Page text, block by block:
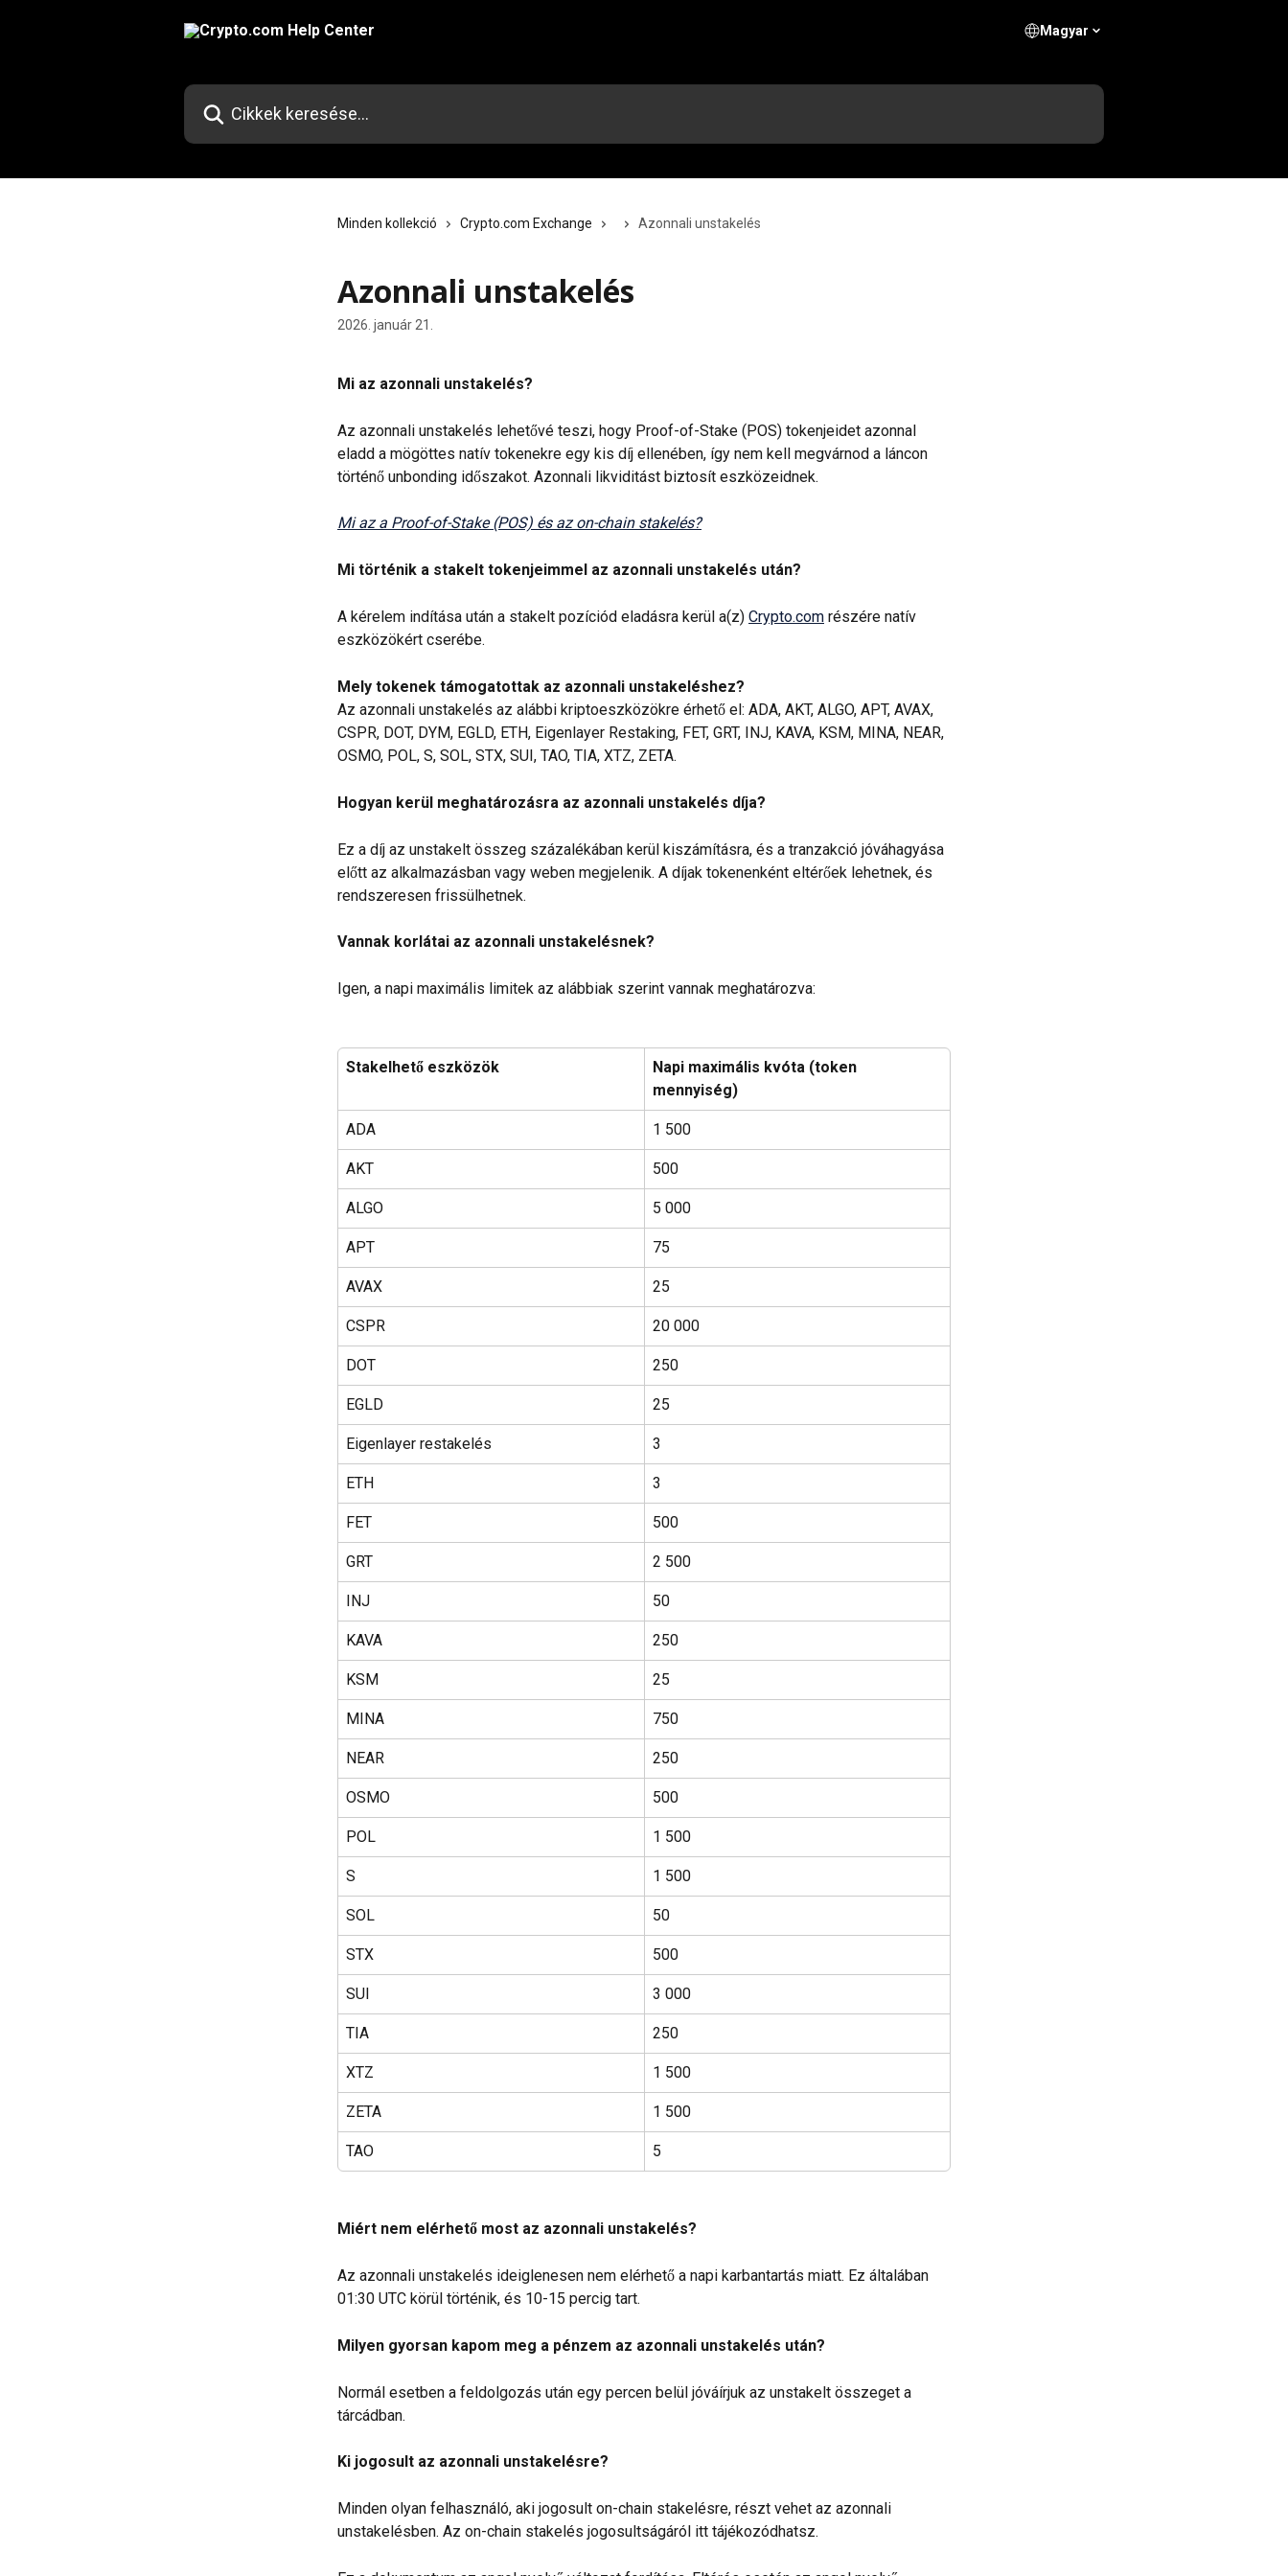
Magyar
Cikkek keresése…
Minden kollekció Crypto.com Exchange Azonnali unstakelés
Azonnali unstakelés
2026. január 21.
Mi az azonnali unstakelés?
Az azonnali unstakelés lehetővé teszi, hogy Proof-of-Stake (POS) tokenjeidet azonnal
eladd a mögöttes natív tokenekre egy kis díj ellenében, így nem kell megvárnod a láncon
történő unbonding időszakot. Azonnali likviditást biztosít eszközeidnek.
Mi az a Proof-of-Stake (POS) és az on-chain stakelés?
Mi történik a stakelt tokenjeimmel az azonnali unstakelés után?
A kérelem indítása után a stakelt pozíciód eladásra kerül a(z) Crypto.com részére natív
eszközökért cserébe.
Mely tokenek támogatottak az azonnali unstakeléshez?
Az azonnali unstakelés az alábbi kriptoeszközökre érhető el: ADA, AKT, ALGO, APT, AVAX,
CSPR, DOT, DYM, EGLD, ETH, Eigenlayer Restaking, FET, GRT, INJ, KAVA, KSM, MINA, NEAR,
OSMO, POL, S, SOL, STX, SUI, TAO, TIA, XTZ, ZETA.
Hogyan kerül meghatározásra az azonnali unstakelés díja?
Ez a díj az unstakelt összeg százalékában kerül kiszámításra, és a tranzakció jóváhagyása
előtt az alkalmazásban vagy weben megjelenik. A díjak tokenenként eltérőek lehetnek, és
rendszeresen frissülhetnek.
Vannak korlátai az azonnali unstakelésnek?
Igen, a napi maximális limitek az alábbiak szerint vannak meghatározva:
Stakelhető eszközök
Napi maximális kvóta (token
mennyiség)
ADA 1 500
AKT 500
ALGO 5 000
APT 75
AVAX 25
CSPR 20 000
DOT 250
EGLD 25
Eigenlayer restakelés 3
ETH 3
FET 500
GRT 2 500
INJ 50
KAVA 250
KSM 25
MINA 750
NEAR 250
OSMO 500
POL 1 500
S 1 500
SOL 50
STX 500
SUI 3 000
TIA 250
XTZ 1 500
ZETA 1 500
TAO 5
Miért nem elérhető most az azonnali unstakelés?
Az azonnali unstakelés ideiglenesen nem elérhető a napi karbantartás miatt. Ez általában
01:30 UTC körül történik, és 10-15 percig tart.
Milyen gyorsan kapom meg a pénzem az azonnali unstakelés után?
Normál esetben a feldolgozás után egy percen belül jóváírjuk az unstakelt összeget a
tárcádban.
Ki jogosult az azonnali unstakelésre?
Minden olyan felhasználó, aki jogosult on-chain stakelésre, részt vehet az azonnali
unstakelésben. Az on-chain stakelés jogosultságáról itt tájékozódhatsz.